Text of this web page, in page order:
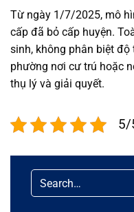
Từ ngày 1/7/2025, mô
cấp đã bỏ cấp huyện.
sinh, không phân biệt độ
phường nơi cư trú hoặc
thụ lý và giải quyết.
5/